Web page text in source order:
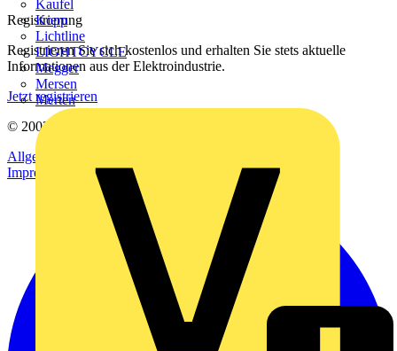
Kaufel
Kopp
Lichtline
LIGHTCYCLE
Megger
Mersen
Merten
Registrierung
Registrieren Sie sich kostenlos und erhalten Sie stets aktuelle
Informationen aus der Elektroindustrie.
Jetzt registrieren
© 2002-
Allgemeine Geschäftsbedingungen
Impressum